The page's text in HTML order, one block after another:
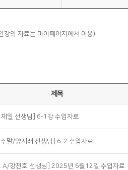
의 자료는 마이페이지에서 이용)
제목
일 선생님] 6-1강 수업자료
말/양시래 선생님] 6-2 수업자료
A/강천호 선생님] 2025년 6월12일 수업자료